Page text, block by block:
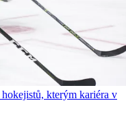
kterým kariéra v